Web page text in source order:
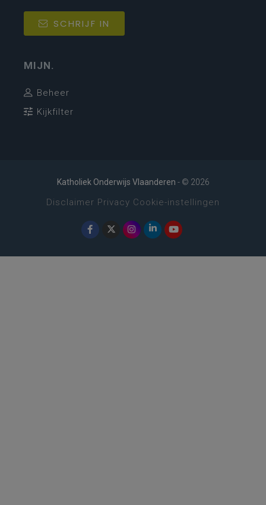
SCHRIJF IN
MIJN.
Beheer
Kijkfilter
Katholiek Onderwijs Vlaanderen - © 2026
Disclaimer Privacy Cookie-instellingen